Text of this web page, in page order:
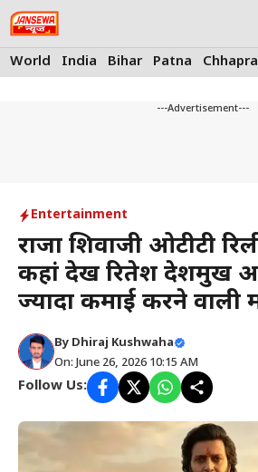
Skip
to
content
World India Bihar Patna Chhapra
---Advertisement---
Entertainment
राजा शिवाजी ओटीटी
कहां देखें रितेश देशमुख
ज्यादा कमाई करने वाली
By Dhiraj Kushwaha
On: June 26, 2026 10:15 AM
Follow Us: